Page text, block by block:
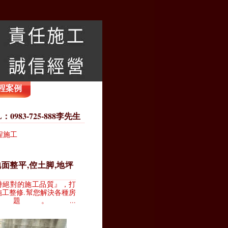
案例
0983-725-888李先生
施工
整平,倥土脚,地坪
對的施工品質』，打
整修.幫您解決各種房
。...